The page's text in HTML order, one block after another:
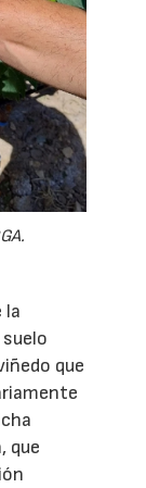
la
que
que